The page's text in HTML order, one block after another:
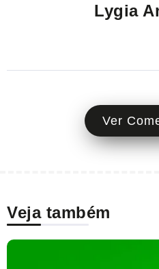
Lygia
Ver
Veja também